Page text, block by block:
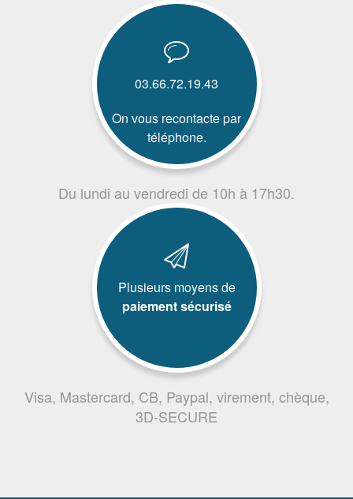
03.66.72.19.43
On vous recontacte par
téléphone.
Du lundi au vendredi de 10h à 17h30.
Plusieurs moyens de
paiement sécurisé
Visa, Mastercard, CB, Paypal, virement, chèque,
3D-SECURE